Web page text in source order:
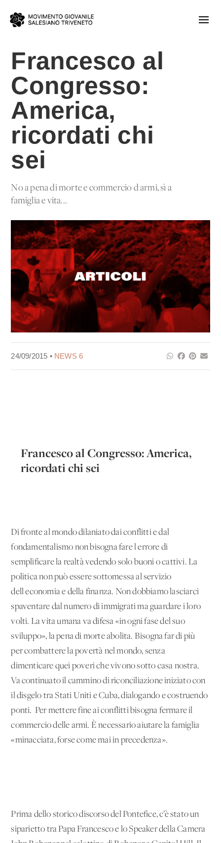
Francesco al
Congresso:
America,
ricordati chi
sei
No a pena di morte e commercio d'armi, sì a
famiglia e vita...
24/09/2015 • NEWS 6
Francesco al Congresso: America,
ricordati chi sei
Di fronte al mondo dilaniato dai conflitti e dal
fondamentalismo non bisogna fare l'errore di
semplificare la realtà vedendo solo buoni o cattivi. La
politica non può essere sottomessa al servizio
dell'economia e della finanza. Non dobbiamo lasciarci
spaventare dal numero di immigrati ma guardare i loro
volti. La vita umana va difesa «in ogni fase del suo
sviluppo», la pena di morte abolita. Bisogna far di più
per combattere la povertà nel mondo, senza
dimenticare quei poveri che vivono sotto casa nostra.
Va continuato il cammino di riconciliazione iniziato con
il disgelo tra Stati Uniti e Cuba, dialogando e costruendo
ponti. Per mettere fine ai conflitti bisogna fermare il
commercio delle armi. È necessario aiutare la famiglia
«minacciata, forse come mai in precedenza».
Prima dello storico discorso del Pontefice, c’è stato un
siparietto tra Papa Francesco e lo Speaker della Camera